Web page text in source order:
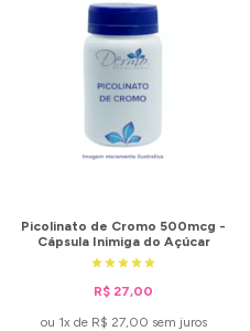
Picolinato de Cromo 500mcg -
Cápsula Inimiga do Açúcar
R$ 27,00
ou 1x de R$ 27,00 sem juros